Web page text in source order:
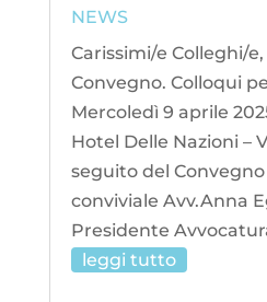
NEWS
Carissimi/e Colleghi/
Convegno. Colloqui
Mercoledì 9 aprile
Hotel Delle Nazioni –
seguito del
conviviale Avv.Anna
Presidente
leggi tutto